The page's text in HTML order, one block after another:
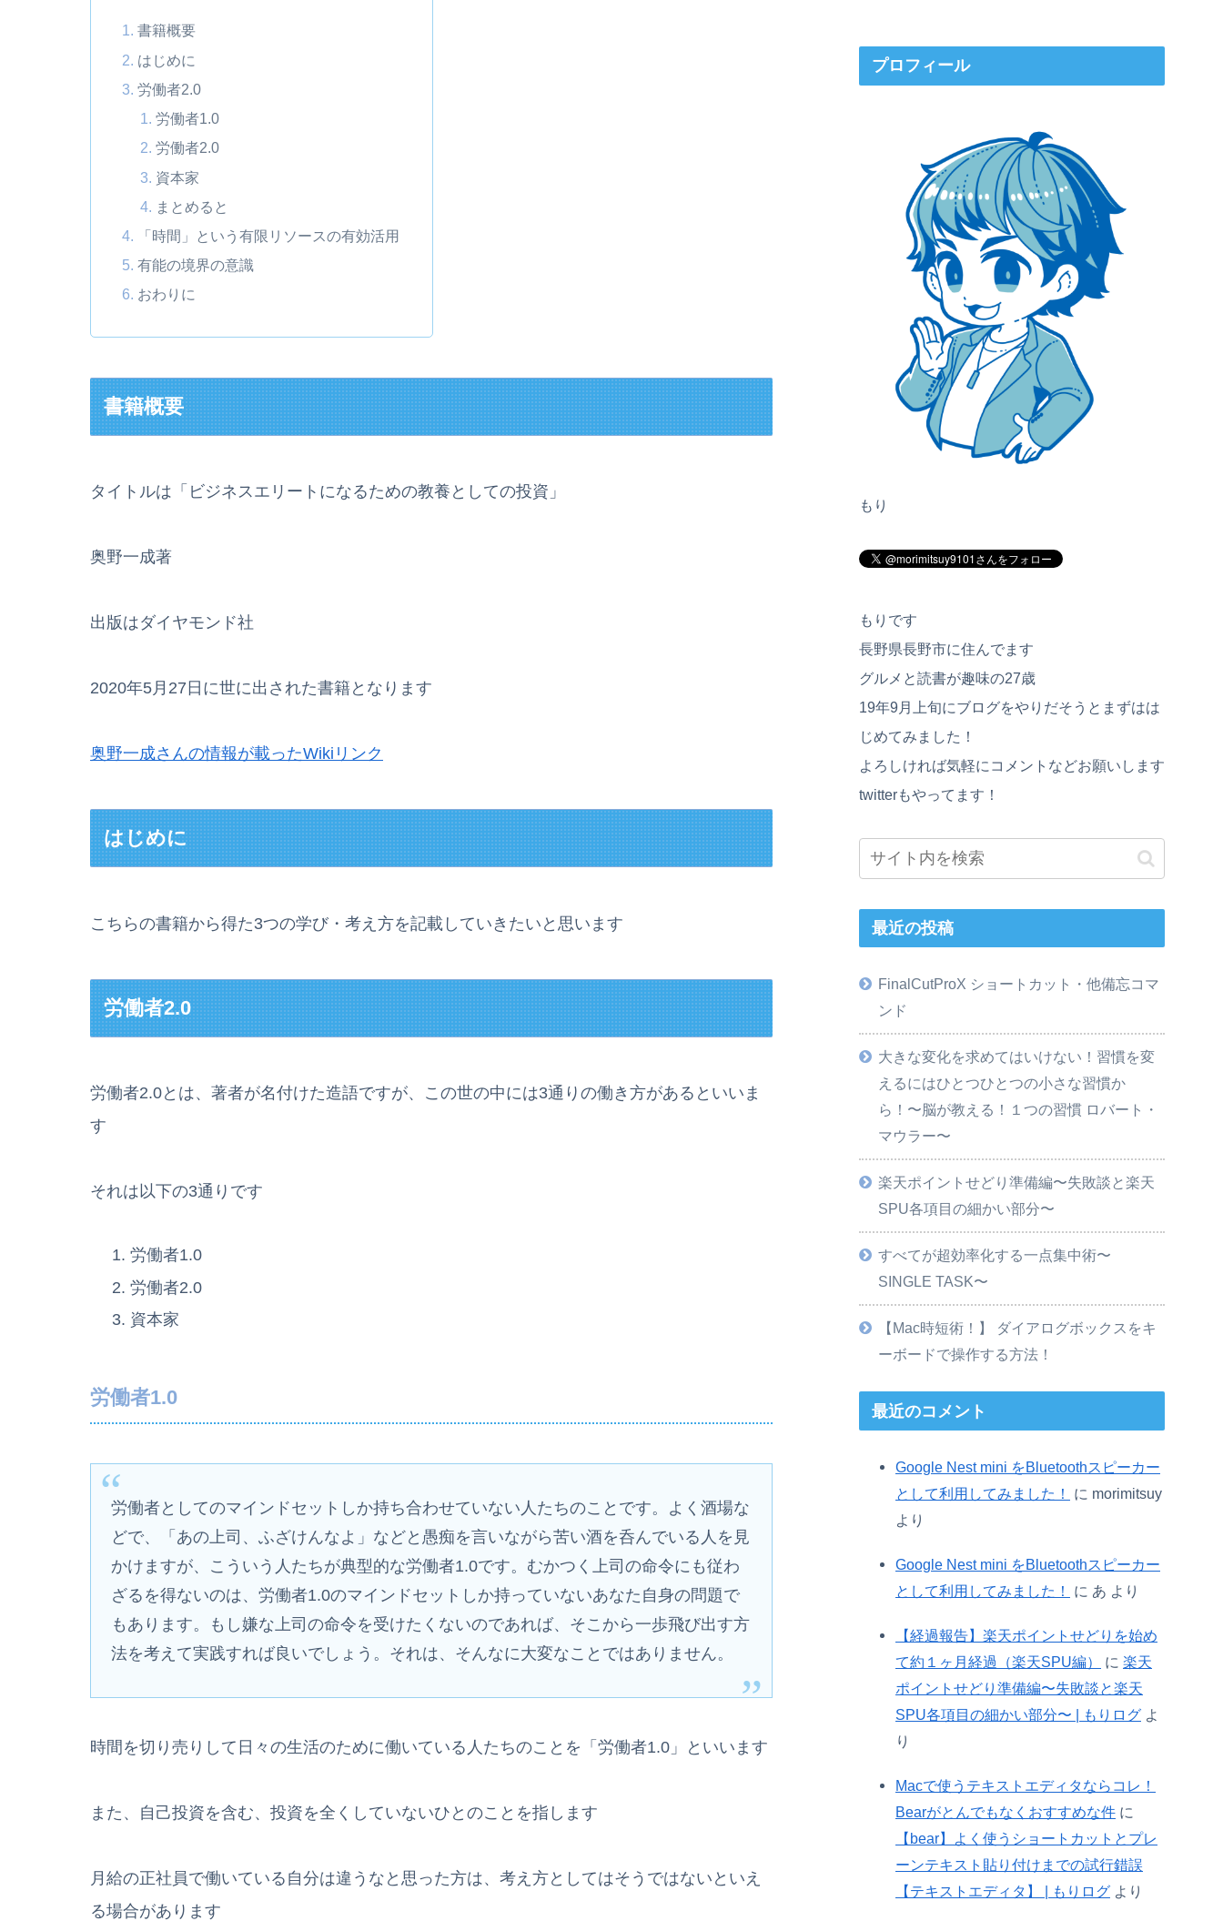
書籍概要
はじめに
労働者2.0
労働者1.0
労働者2.0
資本家
まとめると
「時間」という有限リソースの有効活用
有能の境界の意識
おわりに
書籍概要
タイトルは「ビジネスエリートになるための教養としての投資」
奥野一成著
出版はダイヤモンド社
2020年5月27日に世に出された書籍となります
奥野一成さんの情報が載ったWikiリンク
はじめに
こちらの書籍から得た3つの学び・考え方を記載していきたいと思います
労働者2.0
労働者2.0とは、著者が名付けた造語ですが、この世の中には3通りの働き方があるといいま
す
それは以下の3通りです
労働者1.0
労働者2.0
資本家
労働者1.0
労働者としてのマインドセットしか持ち合わせていない人たちのことです。よく酒場な
どで、「あの上司、ふざけんなよ」などと愚痴を言いながら苦い酒を呑んでいる人を見
かけますが、こういう人たちが典型的な労働者1.0です。むかつく上司の命令にも従わ
ざるを得ないのは、労働者1.0のマインドセットしか持っていないあなた自身の問題で
もあります。もし嫌な上司の命令を受けたくないのであれば、そこから一歩飛び出す方
法を考えて実践すれば良いでしょう。それは、そんなに大変なことではありません。
時間を切り売りして日々の生活のために働いている人たちのことを「労働者1.0」といいます
また、自己投資を含む、投資を全くしていないひとのことを指します
月給の正社員で働いている自分は違うなと思った方は、考え方としてはそうではないといえ
る場合があります
プロフィール
もり
もりです
長野県長野市に住んでます
グルメと読書が趣味の27歳
19年9月上旬にブログをやりだそうとまずはは
じめてみました！
よろしければ気軽にコメントなどお願いします
twitterもやってます！
最近の投稿
FinalCutProX ショートカット・他備忘コマ
ンド
大きな変化を求めてはいけない！習慣を変
えるにはひとつひとつの小さな習慣か
ら！〜脳が教える！１つの習慣 ロバート・
マウラー〜
楽天ポイントせどり準備編〜失敗談と楽天
SPU各項目の細かい部分〜
すべてが超効率化する一点集中術〜
SINGLE TASK〜
【Mac時短術！】 ダイアログボックスをキ
ーボードで操作する方法！
最近のコメント
Google Nest mini をBluetoothスピーカー
として利用してみました！
に morimitsuy
より
Google Nest mini をBluetoothスピーカー
として利用してみました！
に あ より
【経過報告】楽天ポイントせどりを始め
て約１ヶ月経過（楽天SPU編）
に 楽天
ポイントせどり準備編〜失敗談と楽天
SPU各項目の細かい部分〜 | もりログ よ
り
Macで使うテキストエディタならコレ！
Bearがとんでもなくおすすめな件 に
【bear】よく使うショートカットとプレ
ーンテキスト貼り付けまでの試行錯誤
【テキストエディタ】 | もりログ より